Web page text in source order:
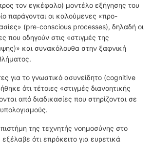
τον εγκέφαλο) μοντέλο εξήγησης του
παράγονται οι καλούμενες «προ-
(pre-conscious processes), δηλαδή οι
που οδηγούν στις «στιγμές της
και συνακόλουθα στην ξαφνική
για το γνωστικό ασυνείδητο (cognitive
ότι τέτοιες «στιγμές διανοητικής
από διαδικασίες που στηρίζονται σε
της τεχνητής νοημοσύνης στο
ότι επρόκειτο για ευρετικά